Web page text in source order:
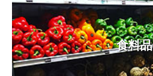
食料品